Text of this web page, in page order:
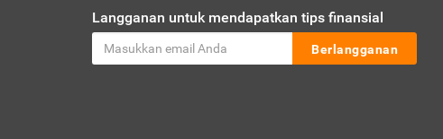
Langganan untuk mendapatkan tips finansial
Berlangganan